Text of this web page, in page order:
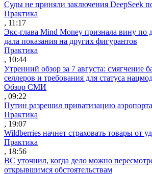
Суды не приняли заключения DeepSeek
Практика
, 11:17
Экс-глава Mind Money признала вину по
дала показания на других фигурантов
Практика
, 10:44
Утренний обзор за 7 августа: смягчение
селлеров и требования для статуса
Обзор СМИ
, 09:22
Путин разрешил приватизацию
Практика
, 19:07
Wildberries начнет страховать товары от
Практика
, 18:56
ВС уточнил, когда дело можно
открывшимся обстоятельствам